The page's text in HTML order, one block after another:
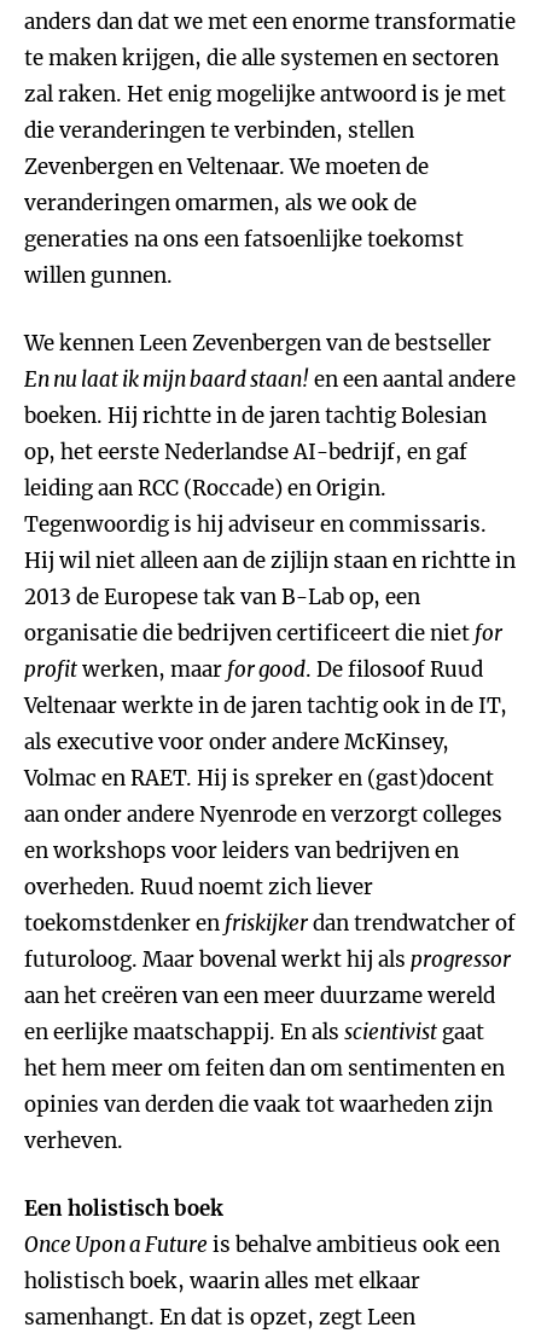
anders dan dat we met een enorme transformatie
te maken krijgen, die alle systemen en sectoren
zal raken. Het enig mogelijke antwoord is je met
die veranderingen te verbinden, stellen
Zevenbergen en Veltenaar. We moeten de
veranderingen omarmen, als we ook de
generaties na ons een fatsoenlijke toekomst
willen gunnen.
We kennen Leen Zevenbergen van de bestseller
En nu laat ik mijn baard staan! en een aantal andere
boeken. Hij richtte in de jaren tachtig Bolesian
op, het eerste Nederlandse AI-bedrijf, en gaf
leiding aan RCC (Roccade) en Origin.
Tegenwoordig is hij adviseur en commissaris.
Hij wil niet alleen aan de zijlijn staan en richtte in
2013 de Europese tak van B-Lab op, een
organisatie die bedrijven certificeert die niet for
profitwerken, maar for good. De filosoof Ruud
Veltenaar werkte in de jaren tachtig ook in de IT,
als executive voor onder andere McKinsey,
Volmac en RAET. Hij is spreker en (gast)docent
aan onder andere Nyenrode en verzorgt colleges
en workshops voor leiders van bedrijven en
overheden. Ruud noemt zich liever
toekomstdenker en friskijkerdan trendwatcher of
futuroloog. Maar bovenal werkt hij als progressor
aan het creëren van een meer duurzame wereld
en eerlijke maatschappij. En als scientivist gaat
het hem meer om feiten dan om sentimenten en
opinies van derden die vaak tot waarheden zijn
verheven.
Een holistisch boek
Once Upon a Future is behalve ambitieus ook een
holistisch boek, waarin alles met elkaar
samenhangt. En dat is opzet, zegt Leen